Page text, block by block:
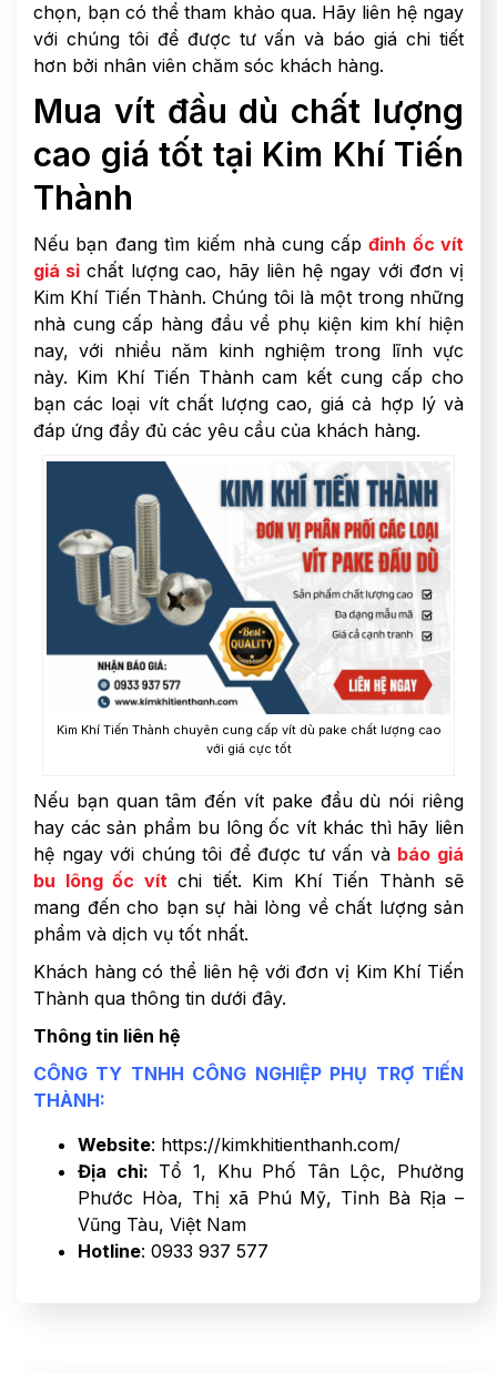
chọn, bạn có thể tham khảo qua. Hãy liên hệ ngay
với chúng tôi để được tư vấn và báo giá chi tiết
hơn bởi nhân viên chăm sóc khách hàng.
Mua vít đầu dù chất lượng
cao giá tốt tại Kim Khí Tiến
Thành
Nếu bạn đang tìm kiếm nhà cung cấpđinh ốc vít
giá sỉ chất lượng cao, hãy liên hệ ngay với đơn vị
Kim Khí Tiến Thành. Chúng tôi là một trong những
nhà cung cấp hàng đầu về phụ kiện kim khí hiện
nay, với nhiều năm kinh nghiệm trong lĩnh vực
này. Kim Khí Tiến Thành cam kết cung cấp cho
bạn các loại vít chất lượng cao, giá cả hợp lý và
đáp ứng đầy đủ các yêu cầu của khách hàng.
Kim Khí Tiến Thành chuyên cung cấp vít dù pake chất lượng cao
với giá cực tốt
Nếu bạn quan tâm đến vít pake đầu dù nói riêng
hay các sản phẩm bu lông ốc vít khác thì hãy liên
hệ ngay với chúng tôi để được tư vấn và báo giá
bu lông ốc vít chi tiết. Kim Khí Tiến Thành sẽ
mang đến cho bạn sự hài lòng về chất lượng sản
phẩm và dịch vụ tốt nhất.
Khách hàng có thể liên hệ với đơn vị Kim Khí Tiến
Thành qua thông tin dưới đây.
Thông tin liên hệ
CÔNG TY TNHH CÔNG NGHIỆP PHỤ TRỢ TIẾN
THÀNH:
Website: https://kimkhitienthanh.com/
Địa chỉ: Tổ 1, Khu Phố Tân Lộc, Phường
Phước Hòa, Thị xã Phú Mỹ, Tỉnh Bà Rịa –
Vũng Tàu, Việt Nam
Hotline: 0933 937 577